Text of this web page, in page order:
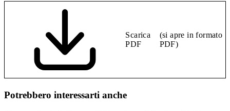
Scarica
PDF
(si apre in formato
PDF)
Potrebbero interessarti anche